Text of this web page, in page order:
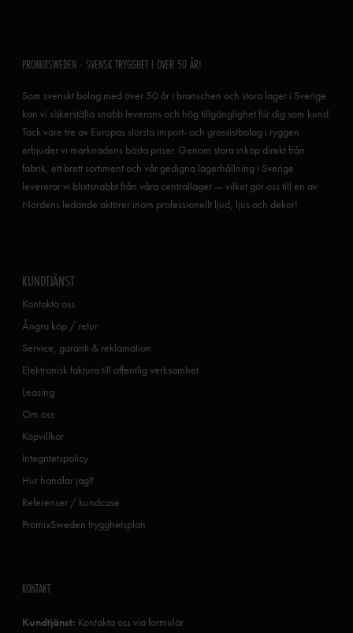
PROMIXSWEDEN - SVENSK TRYGGHET I ÖVER 50 ÅR!
Som svenskt bolag med över 50 år i branschen och stora lager i Sverige
kan vi säkerställa snabb leverans och hög tillgänglighet för dig som kund.
Tack vare tre av Europas största import- och grossistbolag i ryggen
erbjuder vi marknadens bästa priser. Genom stora inköp direkt från
fabrik, ett brett sortiment och vår gedigna lagerhållning i Sverige
levererar vi blixtsnabbt från våra centrallager — vilket gör oss till en av
Nordens ledande aktörer inom professionellt ljud, ljus och dekor!
KUNDTJÄNST
Kontakta oss
Ångra köp / retur
Service, garanti & reklamation
Elektronisk faktura till offentlig verksamhet
Leasing
Om oss
Köpvillkor
Integritetspolicy
Hur handlar jag?
Referenser / kundcase
PromixSweden trygghetsplan
KONTAKT
Kundtjänst: Kontakta oss via formulär